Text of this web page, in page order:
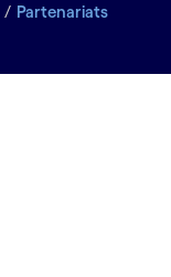
Partenariats